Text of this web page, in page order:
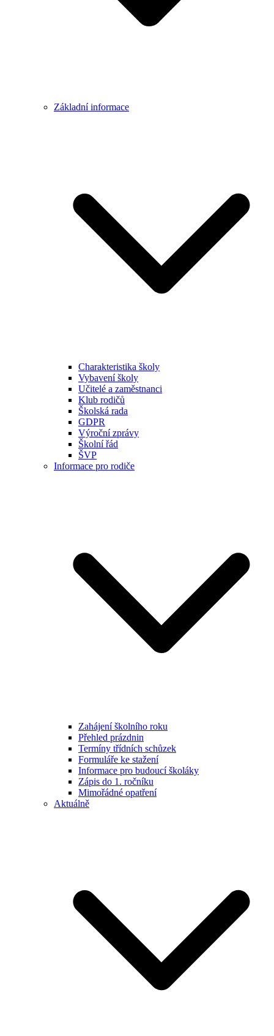
Základní informace
Charakteristika školy
Vybavení školy
Učitelé a zaměstnanci
Klub rodičů
Školská rada
GDPR
Výroční zprávy
Školní řád
ŠVP
Informace pro rodiče
Zahájení školního roku
Přehled prázdnin
Termíny třídních schůzek
Formuláře ke stažení
Informace pro budoucí školáky
Zápis do 1. ročníku
Mimořádné opatření
Aktuálně